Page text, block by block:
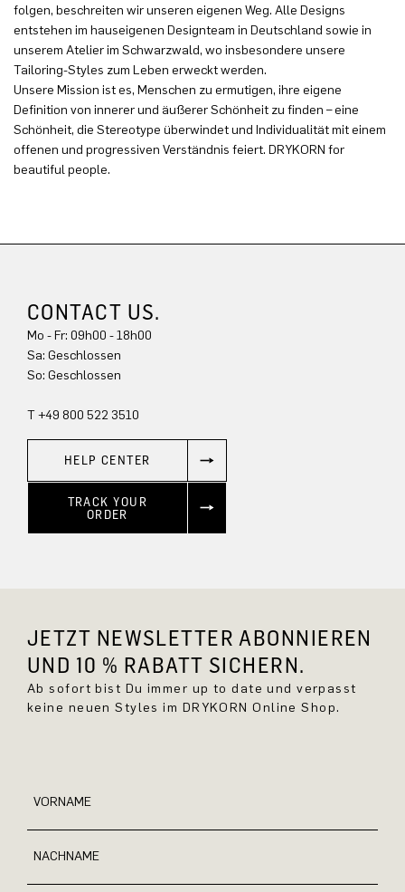
folgen, beschreiten wir unseren eigenen Weg. Alle Designs
entstehen im hauseigenen Designteam in Deutschland sowie in
unserem Atelier im Schwarzwald, wo insbesondere unsere
Tailoring-Styles zum Leben erweckt werden.
Unsere Mission ist es, Menschen zu ermutigen, ihre eigene
Definition von innerer und äußerer Schönheit zu finden – eine
Schönheit, die Stereotype überwindet und Individualität mit einem
offenen und progressiven Verständnis feiert. DRYKORN for
beautiful people.
CONTACT US.
Mo - Fr: 09h00 - 18h00
Sa: Geschlossen
So: Geschlossen
T +49 800 522 3510
HELP CENTER
TRACK YOUR
ORDER
JETZT NEWSLETTER ABONNIEREN
UND 10 % RABATT SICHERN.
Ab sofort bist Du immer up to date und verpasst
keine neuen Styles im DRYKORN Online Shop.
VORNAME
NACHNAME